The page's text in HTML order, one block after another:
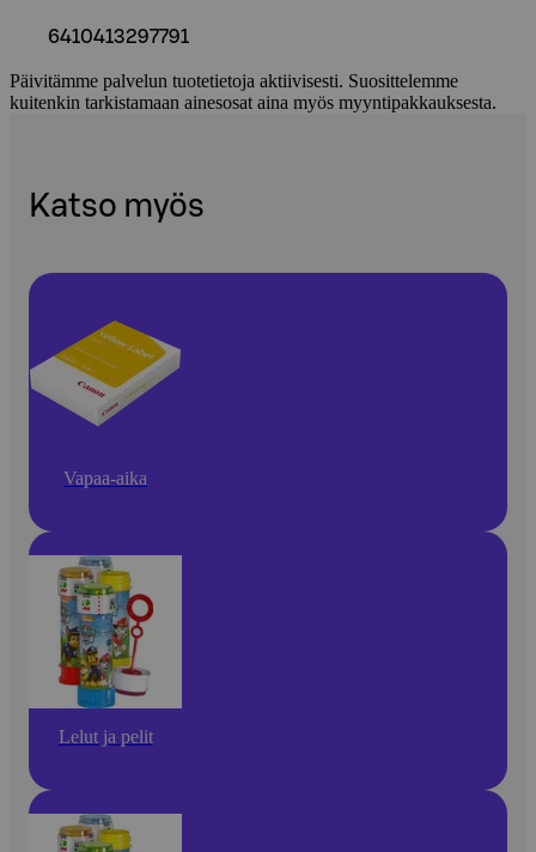
6410413297791
Päivitämme palvelun tuotetietoja aktiivisesti. Suosittelemme
kuitenkin tarkistamaan ainesosat aina myös myyntipakkauksesta.
Katso myös
Vapaa-aika
Lelut ja pelit